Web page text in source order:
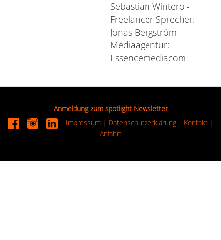
Sebastian Wintero -
Freelancer Sprecher:
Jonas Bergström
Mediaagentur:
Essencemediacom
Anmeldung zum spotlight Newsletter
Impressum| Datenschutzerklärung| Kontakt|
Anfahrt